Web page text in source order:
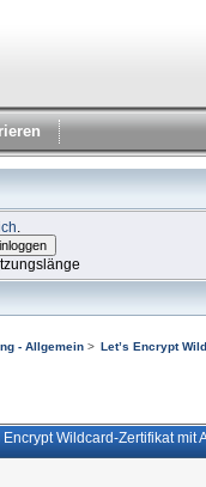
- Allgemein> Let’s Encrypt
Encrypt Wildcard-Zertifikat